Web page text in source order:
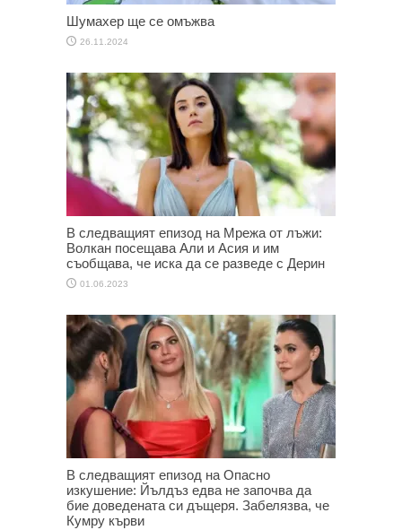
Шумахер ще се омъжва
26.11.2024
В следващият епизод на Мрежа от лъжи:
Волкан посещава Али и Асия и им
съобщава, че иска да се разведе с Дерин
01.06.2023
В следващият епизод на Опасно
изкушение: Йълдъз едва не започва да
бие доведената си дъщеря. Забелязва, че
Кумру кърви